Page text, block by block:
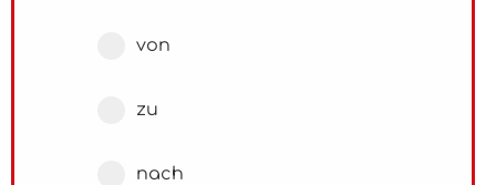
von
zu
nach